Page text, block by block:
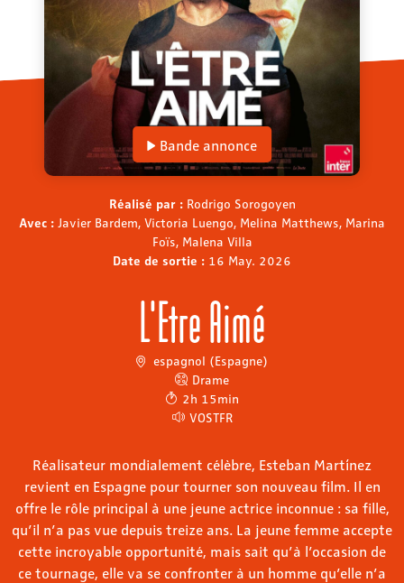
Bande annonce
Réalisé par : Rodrigo Sorogoyen
Avec : Javier Bardem, Victoria Luengo, Melina Matthews, Marina
Foïs, Malena Villa
Date de sortie : 16 May. 2026
L'Etre Aimé
espagnol (Espagne)
Drame
2h 15min
VOSTFR
Réalisateur mondialement célèbre, Esteban Martínez
revient en Espagne pour tourner son nouveau film. Il en
offre le rôle principal à une jeune actrice inconnue : sa fille,
qu’il n’a pas vue depuis treize ans. La jeune femme accepte
cette incroyable opportunité, mais sait qu’à l’occasion de
ce tournage, elle va se confronter à un homme qu’elle n’a